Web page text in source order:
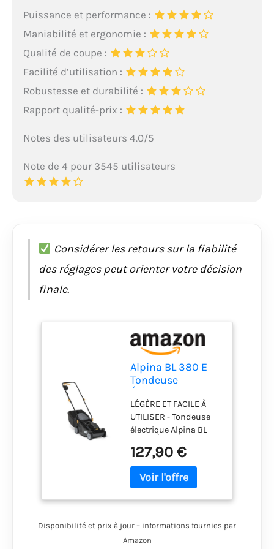
Puissance et performance :
Maniabilité et ergonomie :
Qualité de coupe :
Facilité d’utilisation :
Robustesse et durabilité :
Rapport qualité-prix :
Notes des utilisateurs 4.0/5
Note de 4 pour 3545 utilisateurs
Considérer les retours sur la fiabilité
des réglages peut orienter votre décision
finale.
Alpina BL 380 E
Tondeuse
W, 38 cm – Bac 40
l, Réglage 3
Positions –
Pelouses jusqu'à
500 m²
LÉGÈRE ET FACILE À
UTILISER - Tondeuse
électrique Alpina BL
guidon ergonomique
et pliable pour une
maniabilité optimale.
utilisation manuelle,
127,90 €
Disponibilité et prix à jour – informations fournies par
Amazon